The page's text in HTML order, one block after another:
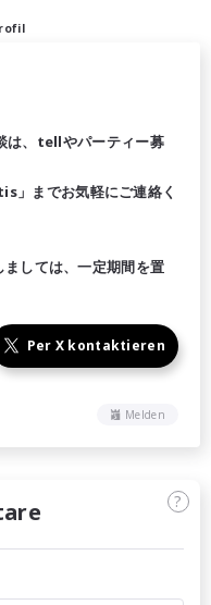
は、tellやパーティー募
」までお気軽にご連絡く
しては、一定期間を置
Per X kontaktieren
Melden
?